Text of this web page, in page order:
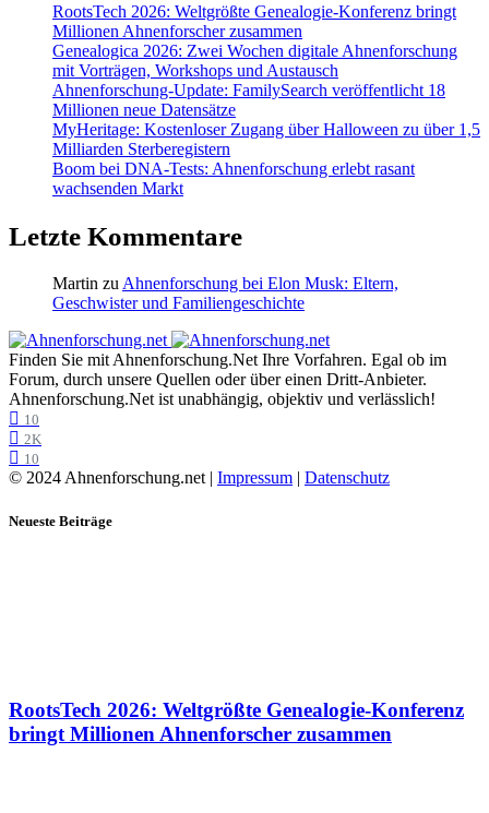
RootsTech 2026: Weltgrößte Genealogie-Konferenz bringt
Millionen Ahnenforscher zusammen
Genealogica 2026: Zwei Wochen digitale Ahnenforschung
mit Vorträgen, Workshops und Austausch
Ahnenforschung-Update: FamilySearch veröffentlicht 18
Millionen neue Datensätze
MyHeritage: Kostenloser Zugang über Halloween zu über 1,5
Milliarden Sterberegistern
Boom bei DNA-Tests: Ahnenforschung erlebt rasant
wachsenden Markt
Letzte Kommentare
Martin zu Ahnenforschung bei Elon Musk: Eltern,
Geschwister und Familiengeschichte
Finden Sie mit Ahnenforschung.Net Ihre Vorfahren. Egal ob im
Forum, durch unsere Quellen oder über einen Dritt-Anbieter.
Ahnenforschung.Net ist unabhängig, objektiv und verlässlich!
10
2K
10
© 2024 Ahnenforschung.net | Impressum | Datenschutz
Neueste Beiträge
RootsTech 2026: Weltgrößte Genealogie-Konferenz
bringt Millionen Ahnenforscher zusammen